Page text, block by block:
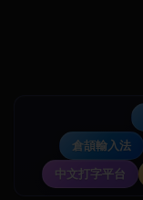
倉頡輸入法
中文打字平台